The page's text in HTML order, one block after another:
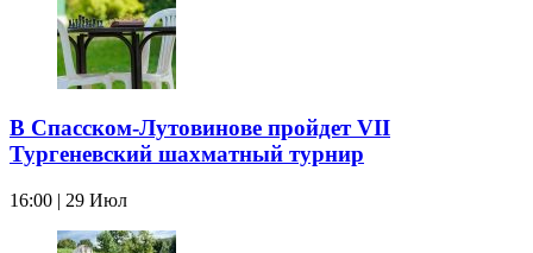
В Спасском-Лутовинове пройдет VII
Тургеневский шахматный турнир
16:00 | 29 Июл